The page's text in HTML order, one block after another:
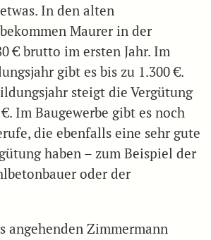
In den alten
Maurer in der
€ brutto im ersten Jahr. Im
gibt es bis zu 1.300 €.
steigt die Vergütung
Im Baugewerbe gibt es noch
die ebenfalls eine sehr gute
haben – zum Beispiel der
oder der
angehenden Zimmermann